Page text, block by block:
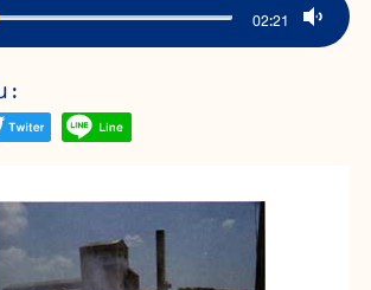
02:21
: